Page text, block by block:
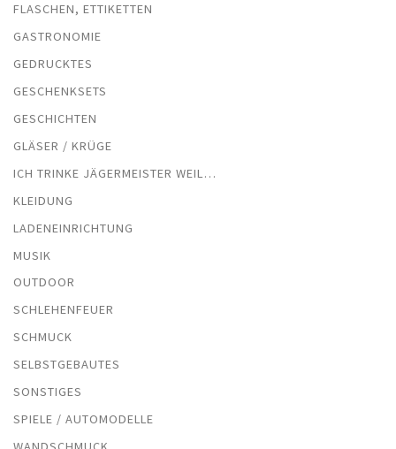
FLASCHEN, ETTIKETTEN
GASTRONOMIE
GEDRUCKTES
GESCHENKSETS
GESCHICHTEN
GLÄSER / KRÜGE
ICH TRINKE JÄGERMEISTER WEIL…
KLEIDUNG
LADENEINRICHTUNG
MUSIK
OUTDOOR
SCHLEHENFEUER
SCHMUCK
SELBSTGEBAUTES
SONSTIGES
SPIELE / AUTOMODELLE